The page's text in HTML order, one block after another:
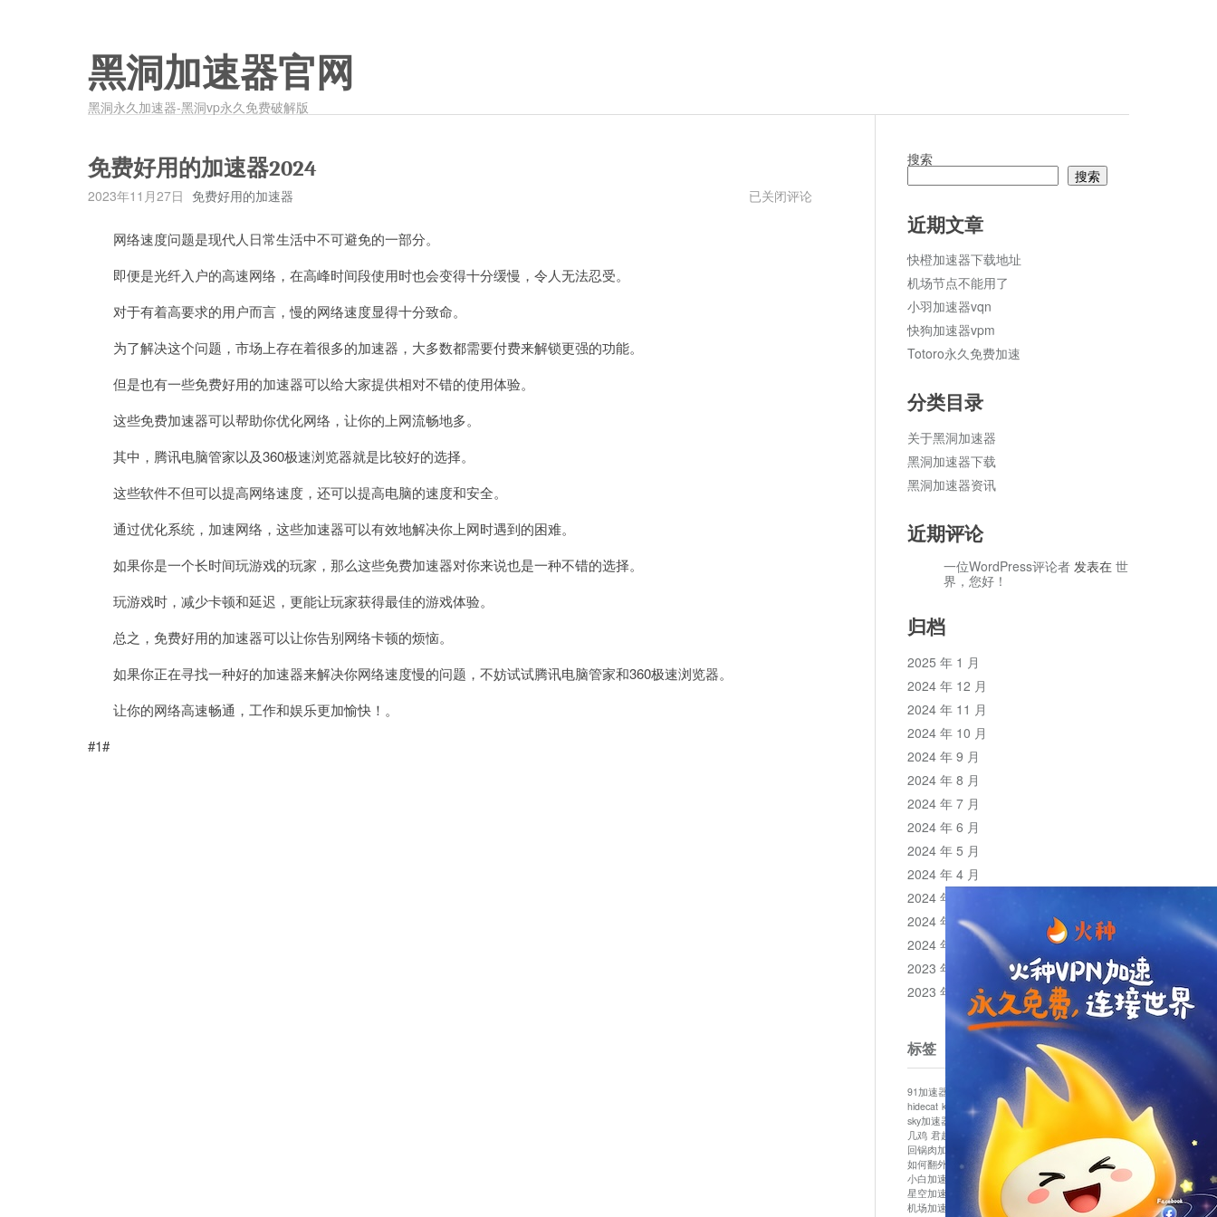
黑洞加速器官网
黑洞永久加速器-黑洞vp永久免费破解版
免费好用的加速器2024
2023年11月27日 免费好用的加速器
免
已关闭评论
网络速度问题是现代人日常生活中不可避免的一部分。
即便是光纤入户的高速网络，在高峰时间段使用时也会变得十分缓慢，令人无法忍受。
对于有着高要求的用户而言，慢的网络速度显得十分致命。
为了解决这个问题，市场上存在着很多的加速器，大多数都需要付费来解锁更强的功能。
但是也有一些免费好用的加速器可以给大家提供相对不错的使用体验。
这些免费加速器可以帮助你优化网络，让你的上网流畅地多。
其中，腾讯电脑管家以及360极速浏览器就是比较好的选择。
这些软件不但可以提高网络速度，还可以提高电脑的速度和安全。
通过优化系统，加速网络，这些加速器可以有效地解决你上网时遇到的困难。
如果你是一个长时间玩游戏的玩家，那么这些免费加速器对你来说也是一种不错的选择。
玩游戏时，减少卡顿和延迟，更能让玩家获得最佳的游戏体验。
总之，免费好用的加速器可以让你告别网络卡顿的烦恼。
如果你正在寻找一种好的加速器来解决你网络速度慢的问题，不妨试试腾讯电脑管家和360极速浏览器。
让你的网络高速畅通，工作和娱乐更加愉快！。
#1#
搜索
搜索
近期文章
快橙加速器下载地址
机场节点不能用了
小羽加速器vqn
快狗加速器vpm
Totoro永久免费加速
分类目录
关于黑洞加速器
黑洞加速器下载
黑洞加速器资讯
近期评论
一位WordPress评论者 发表在 世
界，您好！
归档
2025 年 1 月
2024 年 12 月
2024 年 11 月
2024 年 10 月
2024 年 9 月
2024 年 8 月
2024 年 7 月
2024 年 6 月
2024 年 5 月
2024 年 4 月
2024 年 3 月
2024 年 2 月
2024 年 1 月
2023 年 12 月
2023 年 11 月
标签
91加速器 bluelayer加速器
clash节点
hidecat kuai500 panda加速器
plex加速器
sky加速器
telegram加速器 中信加速器
云梯加速器
几鸡 君越加速器 哔咔漫画加速器
唐师傅加速器
回锅肉加速器
坚果加速器 壹点加速器
如何翻外墙网站 小哈vp加速器
小火箭加速器
小白加速器
布谷vp加速器 心阶云 快连
星空加速器
最新版clash安卓下载
月光加速器
机场加速器
松果云 极快加速器
梯子加速器